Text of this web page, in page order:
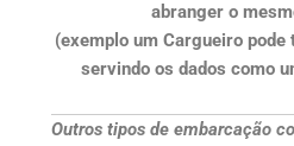
abranger o
(exemplo um Cargueiro
servindo os dados como
Outros tipos de embarcação